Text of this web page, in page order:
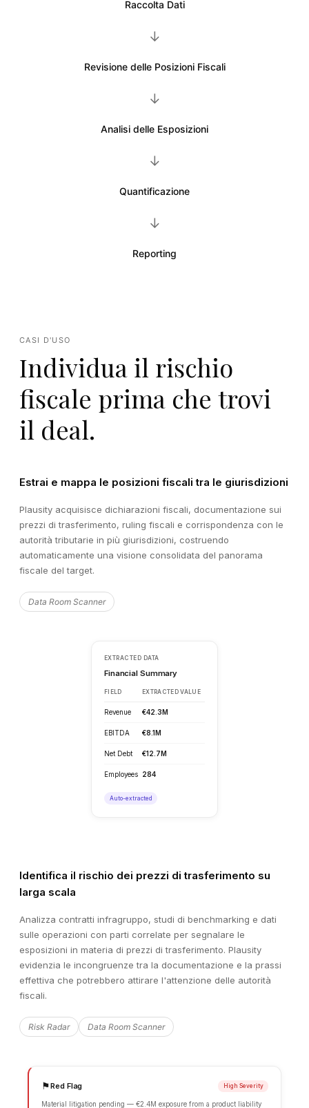
Raccolta Dati
→
Revisione delle Posizioni Fiscali
→
Analisi delle Esposizioni
→
Quantificazione
→
Reporting
CASI D'USO
Individua il rischio
fiscale prima che trovi
il deal.
Estrai e mappa le posizioni fiscali tra le giurisdizioni
Plausity acquisisce dichiarazioni fiscali, documentazione sui
prezzi di trasferimento, ruling fiscali e corrispondenza con le
autorità tributarie in più giurisdizioni, costruendo
automaticamente una visione consolidata del panorama
fiscale del target.
Data Room Scanner
Identifica il rischio dei prezzi di trasferimento su
larga scala
Analizza contratti infragruppo, studi di benchmarking e dati
sulle operazioni con parti correlate per segnalare le
esposizioni in materia di prezzi di trasferimento. Plausity
evidenzia le incongruenze tra la documentazione e la prassi
effettiva che potrebbero attirare l'attenzione delle autorità
fiscali.
Risk Radar Data Room Scanner